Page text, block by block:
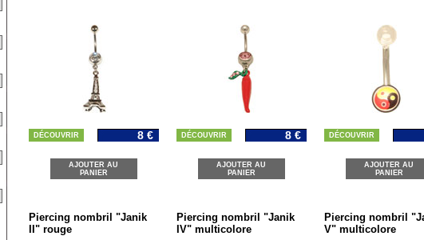
DÉCOUVRIR 8 €
AJOUTER AU
PANIER
DÉCOUVRIR 8 €
AJOUTER AU
PANIER
DÉCOUVRIR
AJOUTER AU
PANIER
Piercing nombril "Janik
II" rouge
Piercing nombril "Janik
IV" multicolore
Piercing nombril
V" multicolore